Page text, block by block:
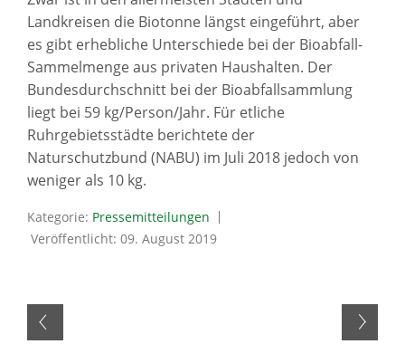
Landkreisen die Biotonne längst eingeführt, aber
es gibt erhebliche Unterschiede bei der Bioabfall-
Sammelmenge aus privaten Haushalten. Der
Bundesdurchschnitt bei der Bioabfallsammlung
liegt bei 59 kg/Person/Jahr. Für etliche
Ruhrgebietsstädte berichtete der
Naturschutzbund (NABU) im Juli 2018 jedoch von
weniger als 10 kg.
Kategorie: Pressemitteilungen
Veröffentlicht: 09. August 2019